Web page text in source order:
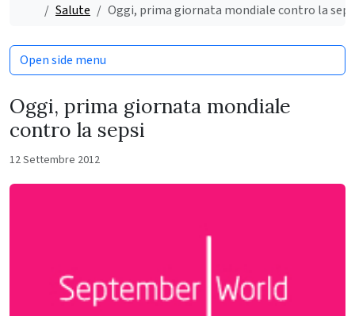
Home
Salute Oggi, prima giornata mondiale contro la
Oggi, prima giornata mondiale
contro la sepsi
12 Settembre 2012
Open side menu